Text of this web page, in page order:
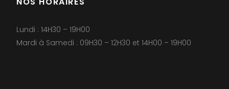
Lundi : 14H30 – 19H00
Mardi à Samedi : 09H30 – 12H30 et 14H00 – 19H00